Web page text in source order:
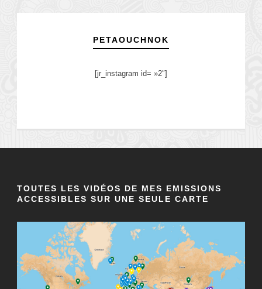
PETAOUCHNOK
[jr_instagram id= »2″]
TOUTES LES VIDÉOS DE MES EMISSIONS
ACCESSIBLES SUR UNE SEULE CARTE